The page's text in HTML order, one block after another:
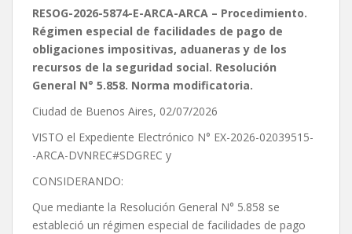
RESOG-2026-5874-E-ARCA-ARCA – Procedimiento.
Régimen especial de facilidades de pago de
obligaciones impositivas, aduaneras y de los
recursos de la seguridad social. Resolución
General N° 5.858. Norma modificatoria.
Ciudad de Buenos Aires, 02/07/2026
VISTO el Expediente Electrónico N° EX-2026-02039515-
-ARCA-DVNREC#SDGREC y
CONSIDERANDO:
Que mediante la Resolución General N° 5.858 se
estableció un régimen especial de facilidades de pago